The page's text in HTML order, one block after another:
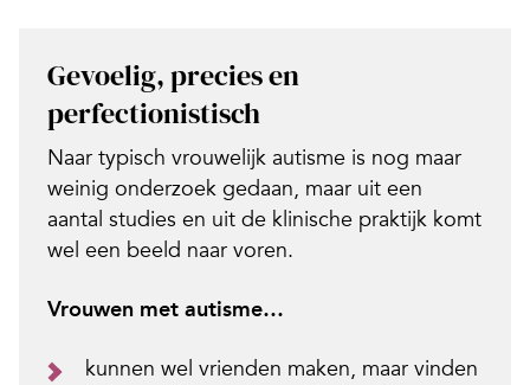
Gevoelig, precies en
perfectionistisch
Naar typisch vrouwelijk autisme is nog maar
weinig onderzoek gedaan, maar uit een
aantal studies en uit de klinische praktijk komt
wel een beeld naar voren.
Vrouwen met autisme…
kunnen wel vrienden maken, maar vinden